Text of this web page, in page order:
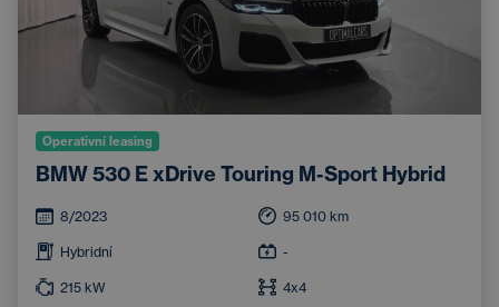
Operativní leasing
BMW 530 E xDrive Touring M-Sport Hybrid
8/2023 95 010 km
Hybridní -
215 kW 4x4